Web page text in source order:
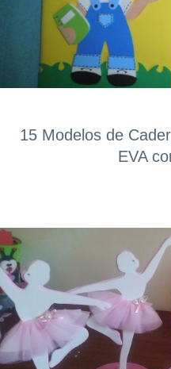
15 Modelos de
EVA